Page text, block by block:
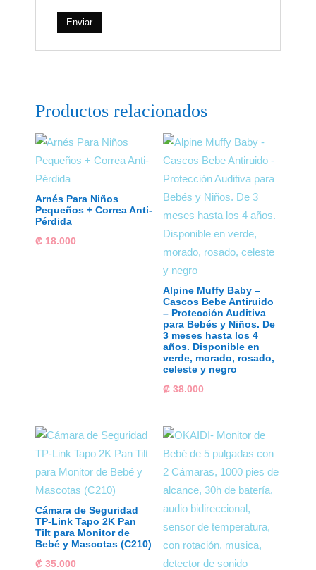
Productos relacionados
Arnés Para Niños
Pequeños + Correa Anti-
Pérdida
₡ 18.000
Alpine Muffy Baby –
Cascos Bebe Antiruido
– Protección Auditiva
para Bebés y Niños. De
3 meses hasta los 4
años. Disponible en
verde, morado, rosado,
celeste y negro
₡38.000
Cámara de Seguridad
TP-Link Tapo 2K Pan
Tilt para Monitor de
Bebé y Mascotas (C210)
₡ 35.000